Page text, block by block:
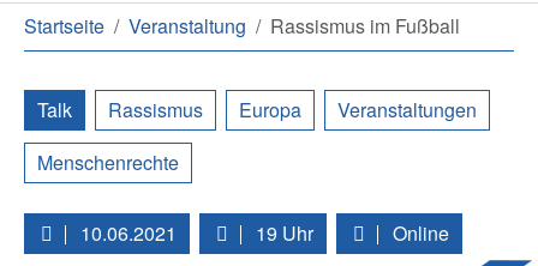
Sie sind hier:
Startseite Veranstaltung Rassismus im Fußball
Talk Rassismus Europa
Veranstaltungen
Menschenrechte
10.06.2021 19 Uhr Online